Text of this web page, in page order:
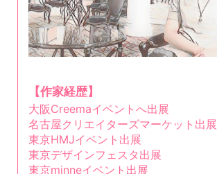
【作家経歴】
大阪Creemaイベントへ出展
名古屋クリエイターズマーケット出展
東京HMJイベント出展
東京デザインフェスタ出展
東京minneイベント出展